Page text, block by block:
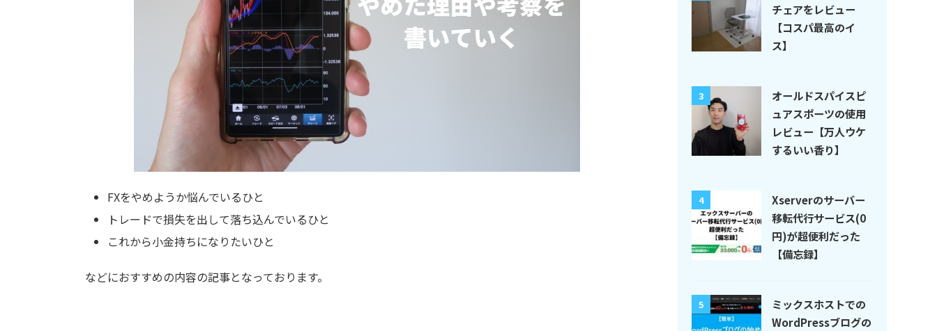
FXをやめようか悩んでいるひと
トレードで損失を出して落ち込んでいるひと
これから小金持ちになりたいひと
などにおすすめの内容の記事となっております。
チェアをレビュー
【コスパ最高のイ
ス】
3
オールドスパイスピ
ュアスポーツの使用
レビュー【万人ウケ
するいい香り】
4
Xserverのサーバー
移転代行サービス(0
円)が超便利だった
【備忘録】
5
ミックスホストでの
WordPressブログの